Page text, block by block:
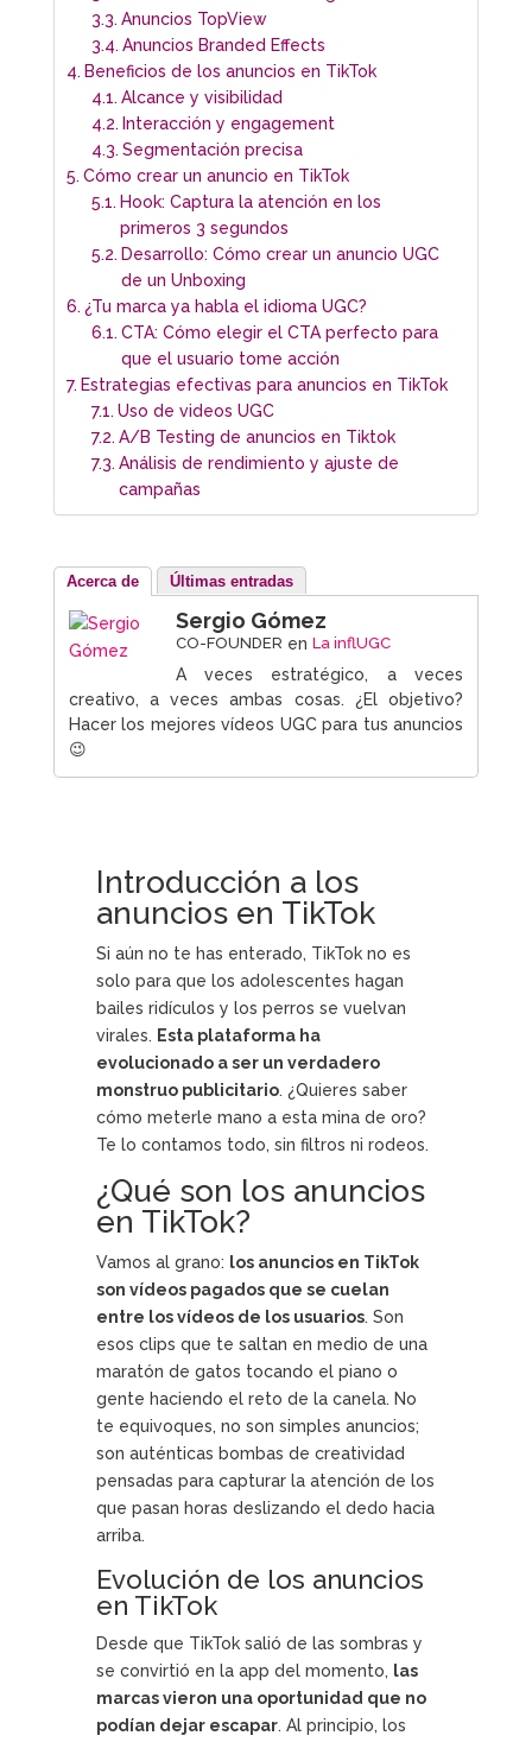
Anuncios TopView
Anuncios Branded Effects
Beneficios de los anuncios en TikTok
Alcance y visibilidad
Interacción y engagement
Segmentación precisa
Cómo crear un anuncio en TikTok
Hook: Captura la atención en los
primeros 3 segundos
Desarrollo: Cómo crear un anuncio UGC
de un Unboxing
¿Tu marca ya habla el idioma UGC?
CTA: Cómo elegir el CTA perfecto para
que el usuario tome acción
Estrategias efectivas para anuncios en TikTok
Uso de videos UGC
A/B Testing de anuncios en Tiktok
Análisis de rendimiento y ajuste de
campañas
Acerca de Últimas entradas
Sergio Gómez
CO-FOUNDER en La inflUGC
A veces estratégico, a veces
creativo, a veces ambas cosas. ¿El objetivo?
Hacer los mejores vídeos UGC para tus anuncios
😉
Introducción a los
anuncios en TikTok
Si aún no te has enterado, TikTok no es
solo para que los adolescentes hagan
bailes ridículos y los perros se vuelvan
virales. Esta plataforma ha
evolucionado a ser un verdadero
monstruo publicitario. ¿Quieres saber
cómo meterle mano a esta mina de oro?
Te lo contamos todo, sin filtros ni rodeos.
¿Qué son los anuncios
en TikTok?
Vamos al grano: los anuncios en TikTok
son vídeos pagados que se cuelan
entre los vídeos de los usuarios. Son
esos clips que te saltan en medio de una
maratón de gatos tocando el piano o
gente haciendo el reto de la canela. No
te equivoques, no son simples anuncios;
son auténticas bombas de creatividad
pensadas para capturar la atención de los
que pasan horas deslizando el dedo hacia
arriba.
Evolución de los anuncios
en TikTok
Desde que TikTok salió de las sombras y
se convirtió en la app del momento, las
marcas vieron una oportunidad que no
podían dejar escapar. Al principio, los